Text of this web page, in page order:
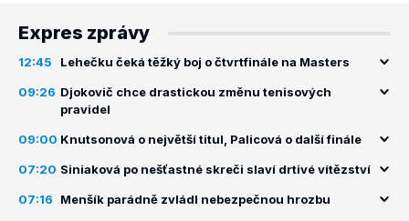
Expres zprávy
12:45 Lehečku čeká těžký boj o čtvrtfinále na Masters
09:26 Djokovič chce drastickou změnu tenisových
pravidel
09:00 Knutsonová o největší titul, Palicová o další finále
07:20 Siniaková po nešťastné skreči slaví drtivé vítězství
07:16 Menšík parádně zvládl nebezpečnou hrozbu